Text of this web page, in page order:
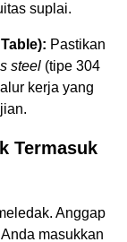
suplai.
Pastikan
steel (tipe 304
kerja yang
Termasuk
Anggap
masukkan